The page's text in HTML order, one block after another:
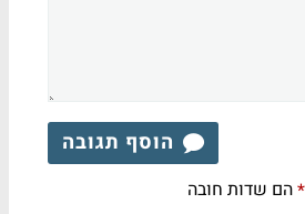
הוסף תגובה
*הם שדות חובה